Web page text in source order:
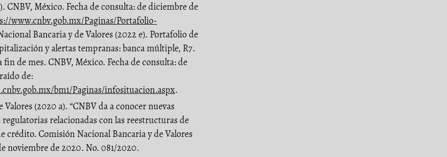
CNBV, México. Fecha de consulta: de diciembre de
www.cnbv.gob.mx/Paginas/Portafolio-
Bancaria y de Valores (2022 e). Portafolio de
y alertas tempranas: banca múltiple, R7.
de mes. CNBV, México. Fecha de consulta: de
de:
bm1/Paginas/infosituacion.aspx.
(2020 a). “CNBV da a conocer nuevas
relacionadas con las reestructuras de
crédito. Comisión Nacional Bancaria y de Valores
noviembre de 2020. No. 081/2020.